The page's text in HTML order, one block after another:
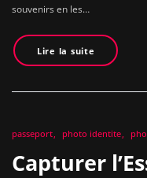
souvenirs en les…
Lire la suite
passeport photo identite
Capturer